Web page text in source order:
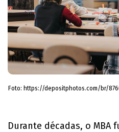
Foto: https://depositphotos.com/br/
Durante décadas, o MBA